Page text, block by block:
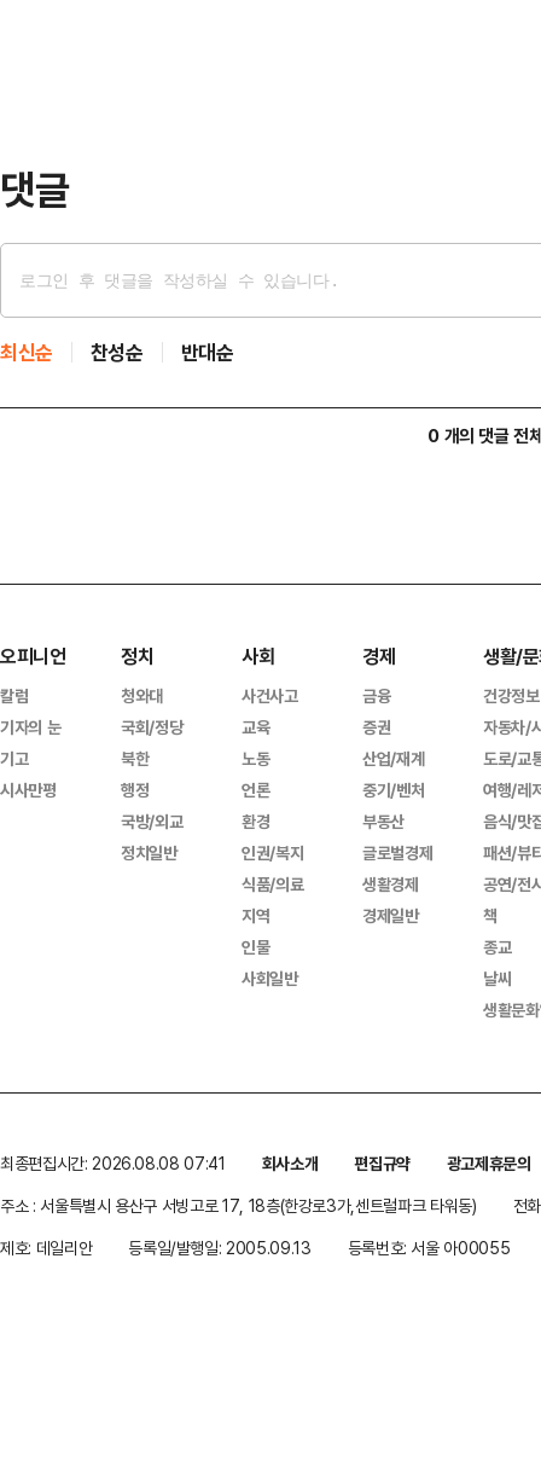
댓글
최신순 찬성순 반대순
0 개의 댓글 전
오피니언
칼럼
기자의 눈
기고
시사만평
정치
청와대
국회/정당
북한
행정
국방/외교
정치일반
사회
사건사고
교육
노동
언론
환경
인권/복지
식품/의료
지역
인물
사회일반
경제
금융
증권
산업/재계
중기/벤처
부동산
글로벌경제
생활경제
경제일반
생활/
건강정보
자동차/
도로/교
여행/레
음식/맛
패션/뷰
공연/전
책
종교
날씨
생활문
최종편집시간: 2026.08.08 07:41 회사소개 편집규약
광고제휴문의
주소 : 서울특별시 용산구 서빙고로 17, 18층(한강로3가,센트럴파크 타워동)
전
제호: 데일리안
등록일/발행일: 2005.09.13 등록번호: 서울 아00055